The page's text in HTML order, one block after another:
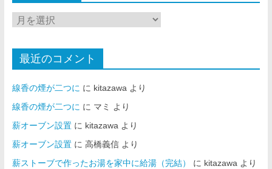
最近のコメント
線香の煙が二つに に kitazawa より
線香の煙が二つに に マミ
より
薪オーブン設置に kitazawa より
薪オーブン設置に 高橋義信より
薪ストーブで作ったお湯を家中に給湯（完結）
に kitazawa より